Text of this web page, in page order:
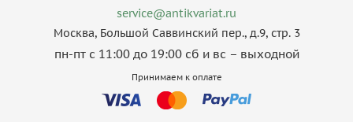
service@antikvariat.ru
Москва, Большой Саввинский пер., д.9, стр. 3
пн-пт с 11:00 до 19:00 сб и вс – выходной
Принимаем к оплате